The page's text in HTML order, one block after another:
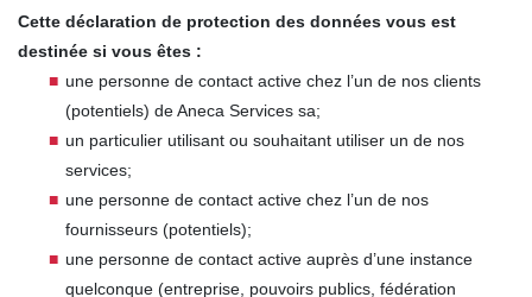
Cette déclaration de protection des données vous est
destinée si vous êtes :
une personne de contact active chez l’un de nos clients
(potentiels) de Aneca Services sa;
un particulier utilisant ou souhaitant utiliser un de nos
services;
une personne de contact active chez l’un de nos
fournisseurs (potentiels);
une personne de contact active auprès d’une instance
quelconque (entreprise, pouvoirs publics, fédération